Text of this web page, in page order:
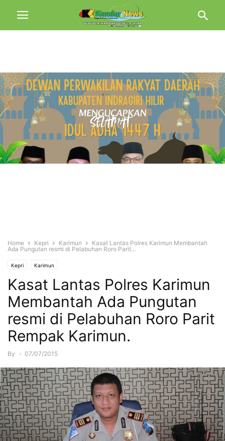
Home Kepri Karimun
Kasat Lantas Polres Karimun Membantah
Ada Pungutan resmi di Pelabuhan Roro Parit...
Kepri Karimun
Kasat Lantas Polres Karimun
Membantah Ada Pungutan
resmi di Pelabuhan Roro Parit
Rempak Karimun.
By - 07/07/2015